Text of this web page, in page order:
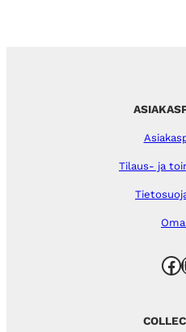
Tilaus- ja
Facebook